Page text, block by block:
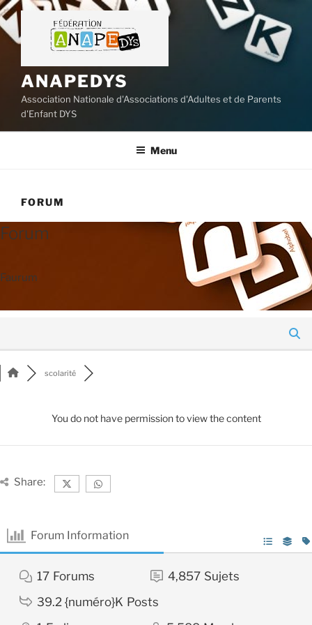
Aller
au
contenu
ANAPEDYS
Association Nationale d'Associations d'Adultes et de Parents
d'Enfant DYS
Menu
FORUM
Forum
Faurum
scolarité
You do not have permission to view the content
Share:
Forum Information
17 Forums 4,857 Sujets
39.2 {numéro}K Posts